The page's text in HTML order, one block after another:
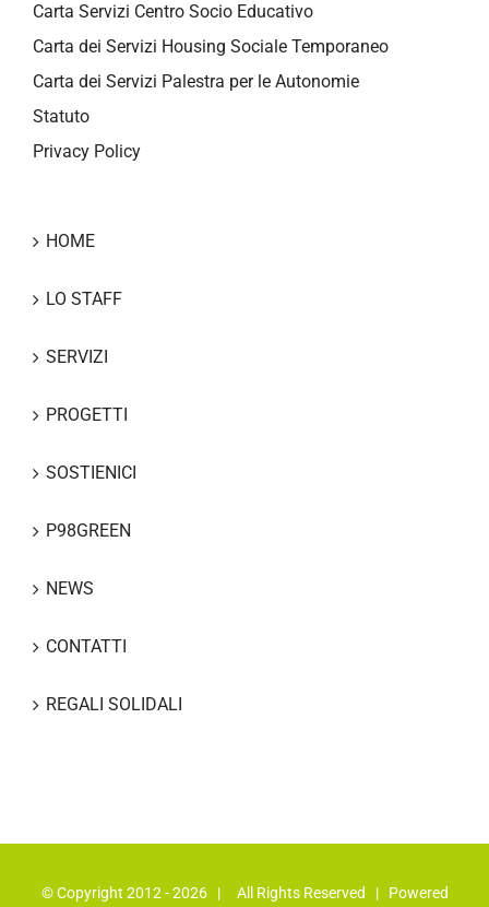
Carta Servizi Centro Socio Educativo
Carta dei Servizi Housing Sociale Temporaneo
Carta dei Servizi Palestra per le Autonomie
Statuto
Privacy Policy
HOME
LO STAFF
SERVIZI
PROGETTI
SOSTIENICI
P98GREEN
NEWS
CONTATTI
REGALI SOLIDALI
© Copyright 2012 -2026 | All Rights Reserved | Powered